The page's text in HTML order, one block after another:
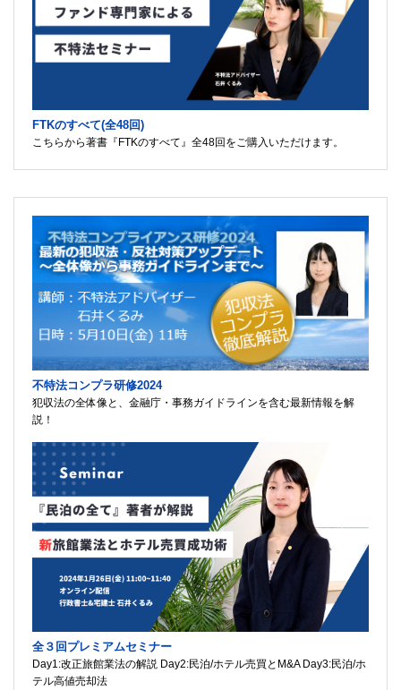
FTKのすべて(全48回)
こちらから著書『FTKのすべて』全48回をご購入いただけます。
不特法コンプラ研修2024
犯収法の全体像と、金融庁・事務ガイドラインを含む最新情報を解
説！
全３回プレミアムセミナー
Day1:改正旅館業法の解説 Day2:民泊/ホテル売買とM&A Day3:民泊/ホ
テル高値売却法